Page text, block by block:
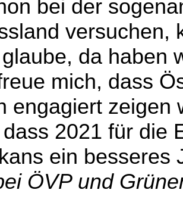
bei der
versuchen,
da haben
mich, dass
engagiert zeigen
2021 für die
ein besseres
ÖVP und